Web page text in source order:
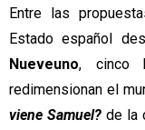
Entre las
Estado español
Nueveuno, cinco
redimensionan el
viene Samuel? de la